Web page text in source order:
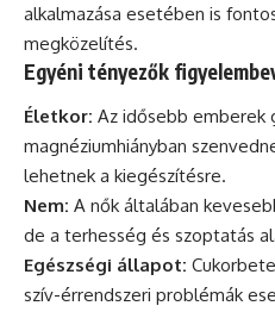
alkalmazása esetében is
megközelítés.
Egyéni tényezők
Életkor: Az idősebb emberek
magnéziumhiányban
lehetnek a kiegészítésre.
Nem: A nők általában
de a terhesség és szoptatás
Egészségi állapot:
szív-érrendszeri problémák